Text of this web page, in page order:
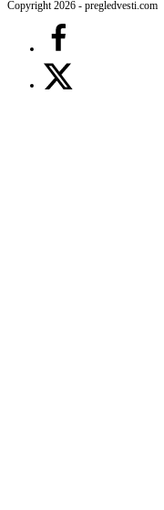
Copyright 2026 - pregledvesti.com